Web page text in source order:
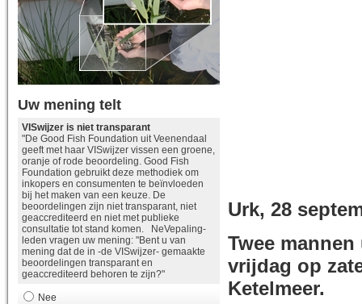
Uw mening telt
VISwijzer is niet transparant
"De Good Fish Foundation uit Veenendaal
geeft met haar VISwijzer vissen een groene,
oranje of rode beoordeling. Good Fish
Foundation gebruikt deze methodiek om
inkopers en consumenten te beïnvloeden
bij het maken van een keuze. De
beoordelingen zijn niet transparant, niet
geaccrediteerd en niet met publieke
consultatie tot stand komen. NeVepaling-
leden vragen uw mening: "Bent u van
mening dat de in -de VISwijzer- gemaakte
beoordelingen transparant en
geaccrediteerd behoren te zijn?"
Nee
Urk, 28
Twee
vrijdag op
Ketelmeer.